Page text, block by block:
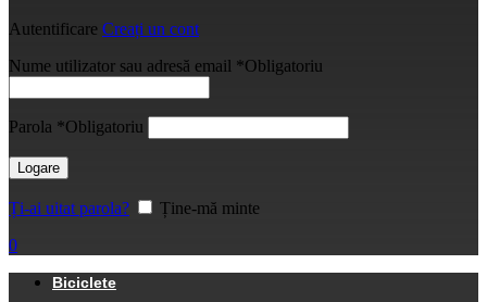
Autentificare Creați un cont
Nume utilizator sau adresă email *Obligatoriu
Parola *Obligatoriu
Logare
Ți-ai uitat parola?
Ține-mă minte
0
Biciclete